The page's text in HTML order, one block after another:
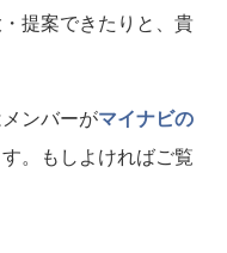
提案できたりと、貴
ンバーがマイナビの
。もしよければご覧